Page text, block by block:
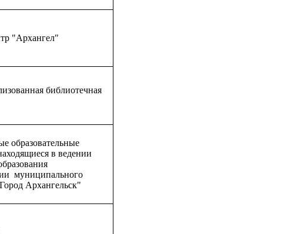
"Архангел"
библиотечная
образовательные
в ведении
муниципального
Архангельск"